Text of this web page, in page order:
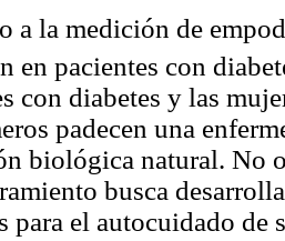
a la medición de
en pacientes con
con diabetes y las
padecen una
biológica natural. No
busca
para el autocuidado